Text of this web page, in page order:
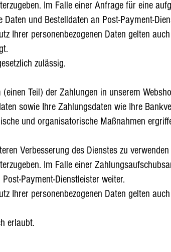
Im Falle einer Anfrage für eine
und Bestelldaten an Post-Payment-
Ihrer personenbezogenen Daten gelten
zulässig.
Teil) der Zahlungen in unserem
sowie Ihre Zahlungsdaten wie Ihre
und organisatorische Maßnahmen
Verbesserung des Dienstes zu
Im Falle einer
Payment-Dienstleister weiter.
Ihrer personenbezogenen Daten gelten
erlaubt.